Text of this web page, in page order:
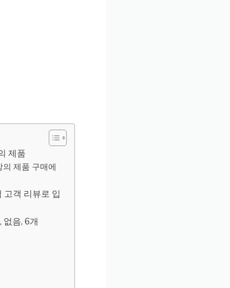
제품
제품 구매에
객 리뷰로 입
음, 6개